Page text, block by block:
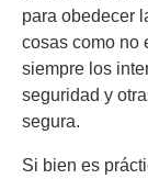
para obedecer
cosas como no
siempre los
seguridad y
segura.
Si bien es